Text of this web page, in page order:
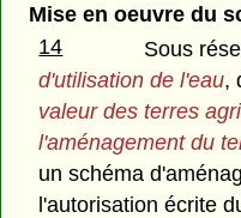
Mise en oeuvre du
14
Sous
d'utilisation de l'eau,
valeur des terres
l'aménagement du
un schéma
l'autorisation écrite